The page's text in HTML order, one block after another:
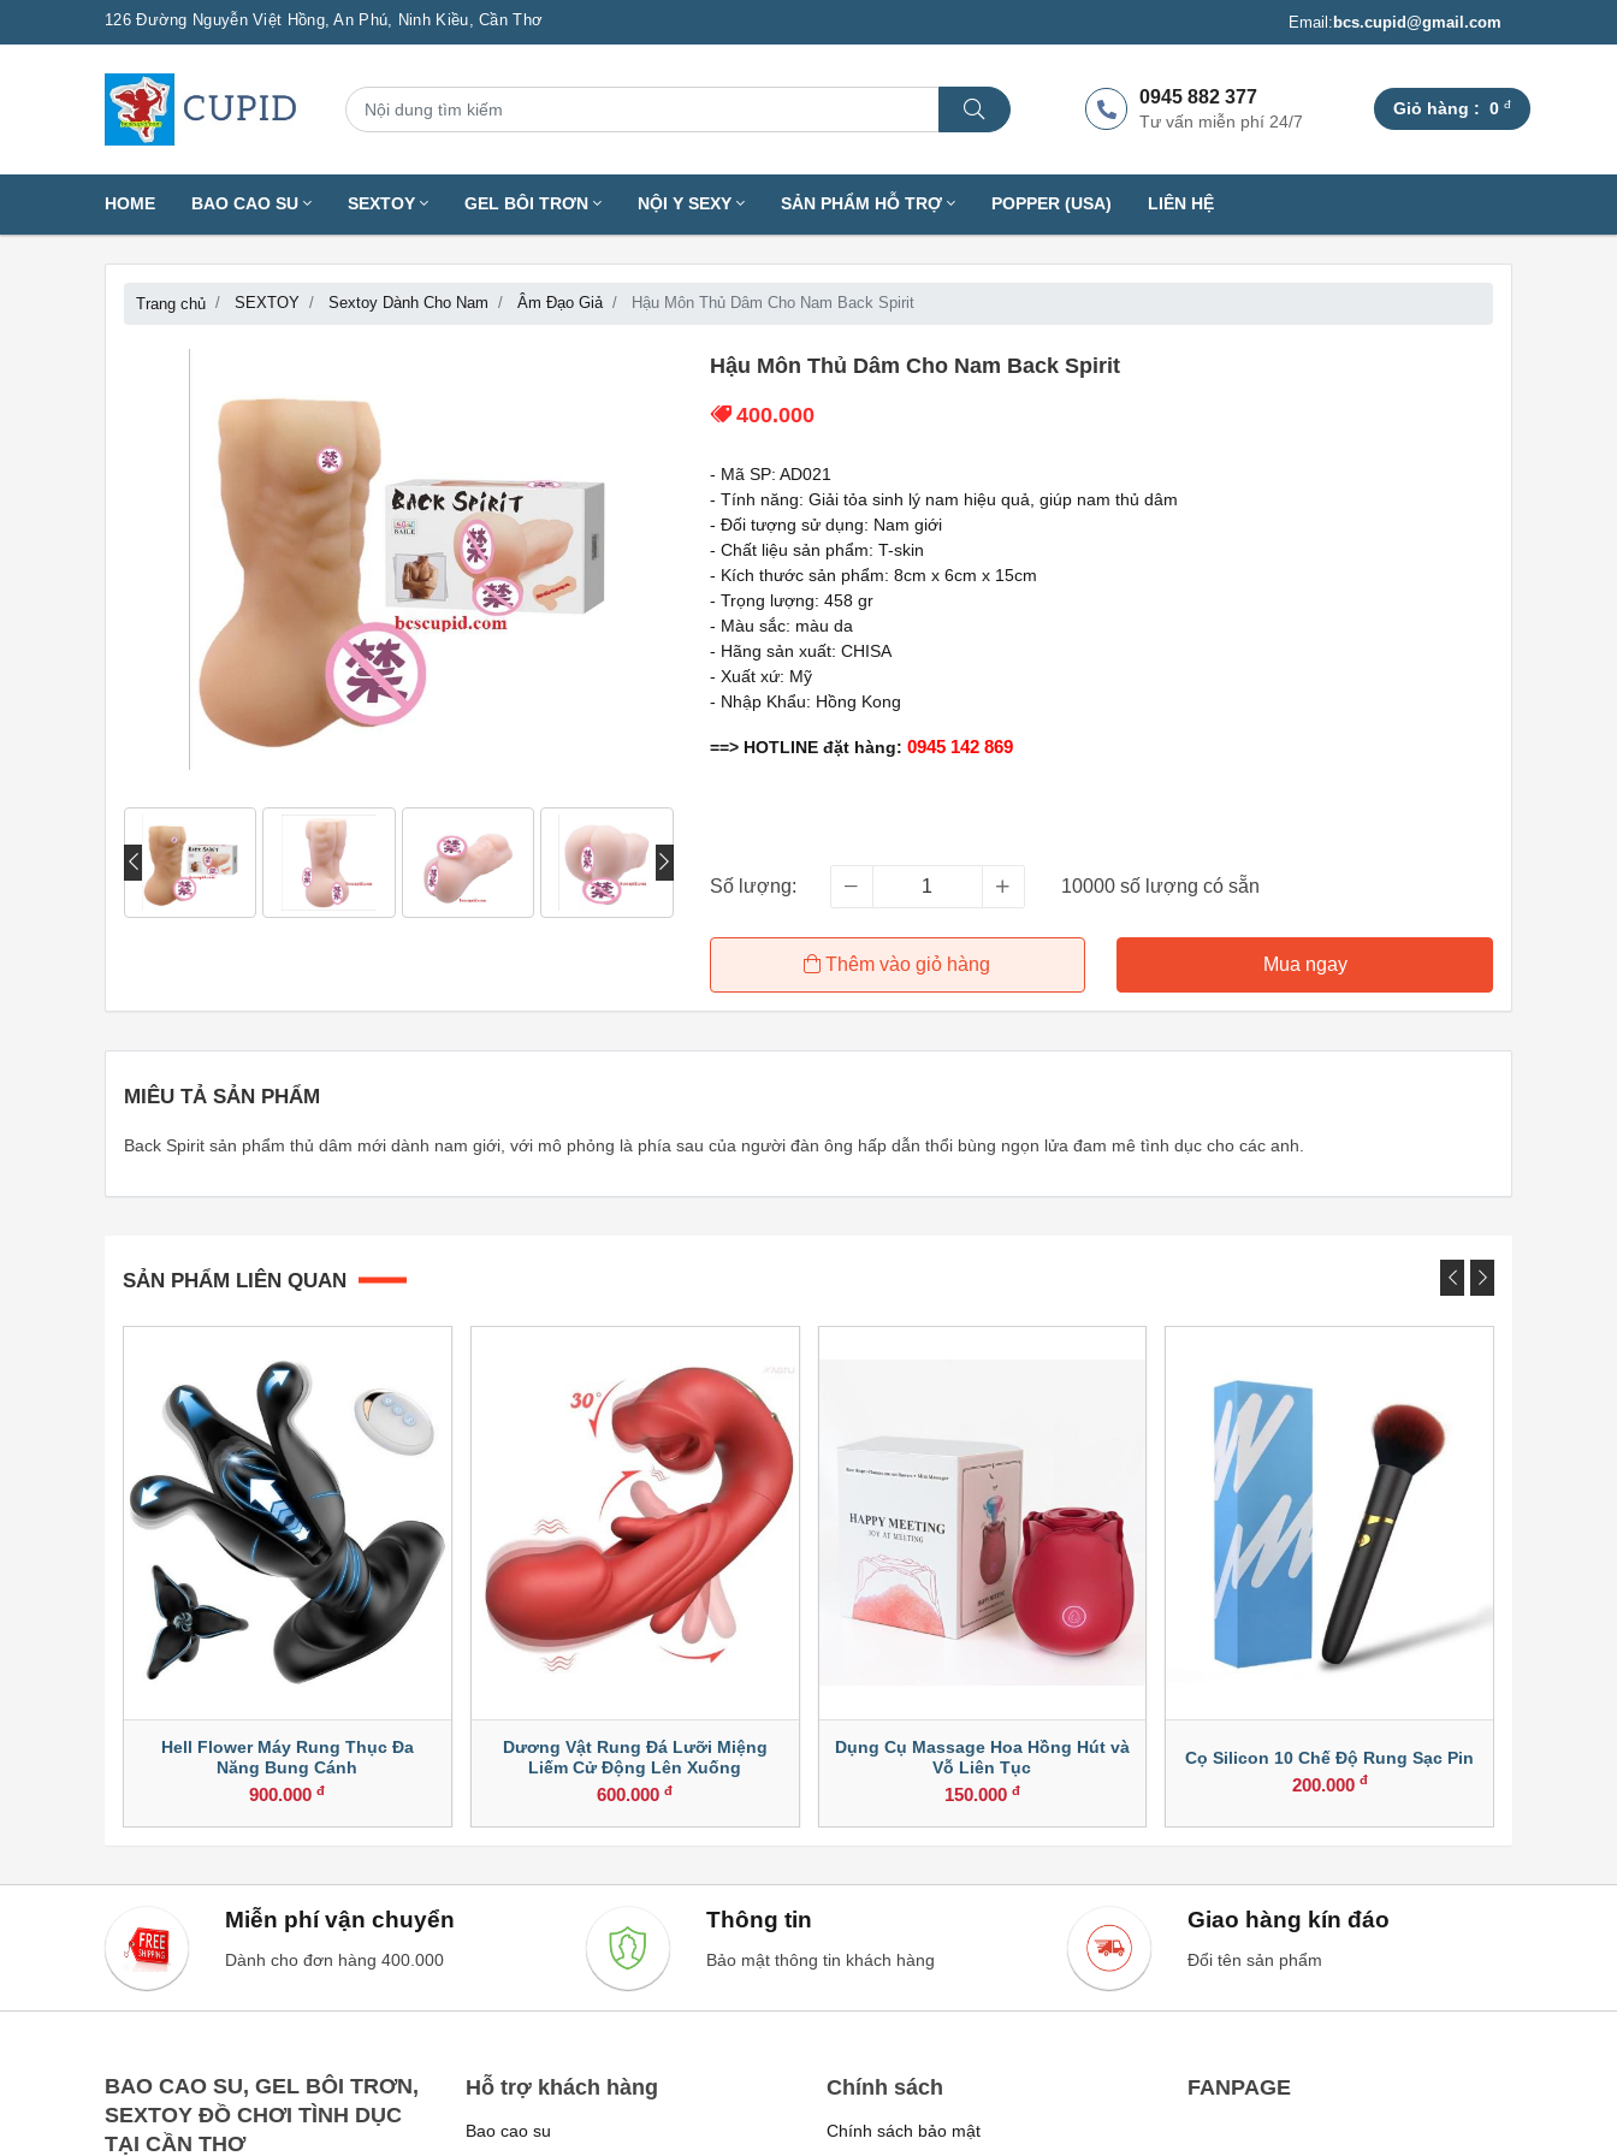
126 Đường Nguyễn Việt Hồng, An Phú, Ninh Kiều, Cần Thơ Email: bcs.cupid@gmail.com
0945 882 377
Tư vấn miễn phí 24/7
Giỏ hàng : 0 đ
HOME BAO CAO SU SEXTOY GEL BÔI TRƠN NỘI Y SEXY SẢN PHẨM HỖ TRỢ POPPER (USA) LIÊN HỆ
Trang chủ SEXTOY Sextoy Dành Cho Nam Âm Đạo Giả Hậu Môn Thủ Dâm Cho Nam Back Spirit
Hậu Môn Thủ Dâm Cho Nam Back Spirit
400.000
- Mã SP: AD021
- Tính năng: Giải tỏa sinh lý nam hiệu quả, giúp nam thủ dâm
- Đối tượng sử dụng: Nam giới
- Chất liệu sản phẩm: T-skin
- Kích thước sản phẩm: 8cm x 6cm x 15cm
- Trọng lượng: 458 gr
- Màu sắc: màu da
- Hãng sản xuất: CHISA
- Xuất xứ: Mỹ
- Nhập Khẩu: Hồng Kong
==> HOTLINE đặt hàng: 0945 142 869
Số lượng: 10000 số lượng có sẵn
Thêm vào giỏ hàng Mua ngay
MIÊU TẢ SẢN PHẨM
Back Spirit sản phẩm thủ dâm mới dành nam giới, với mô phỏng là phía sau của người đàn ông hấp dẫn thổi bùng ngọn lửa đam mê tình dục cho các anh.
SẢN PHẨM LIÊN QUAN
Hell Flower Máy Rung Thục Đa
Năng Bung Cánh
900.000đ
Dương Vật Rung Đá Lưỡi Miệng
Liếm Cử Động Lên Xuống
600.000đ
Dụng Cụ Massage Hoa Hồng Hút và
Vỗ Liên Tục
150.000 đ
Cọ Silicon 10 Chế Độ Rung Sạc Pin
200.000 đ
Miễn phí vận chuyển
Dành cho đơn hàng 400.000
Thông tin
Bảo mật thông tin khách hàng
Giao hàng kín đáo
Đổi tên sản phẩm
BAO CAO SU, GEL BÔI TRƠN,
SEXTOY ĐỒ CHƠI TÌNH DỤC
TẠI CẦN THƠ
Hỗ trợ khách hàng
Bao cao su
Chính sách
Chính sách bảo mật
FANPAGE